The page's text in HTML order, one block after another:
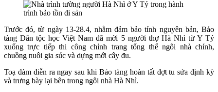
Trước đó, từ ngày 13-28.4, nhằm đảm bảo tính nguyên bản, Bảo
tàng Dân tộc học Việt Nam đã mời 5 người thợ Hà Nhì từ Y Tý
xuống trực tiếp thi công chỉnh trang tổng thể ngôi nhà chính,
chuồng nuôi gia súc và dựng mới cây đu.
Toạ đàm diễn ra ngay sau khi Bảo tàng hoàn tất đợt tu sửa định kỳ
và trưng bày lại bên trong ngôi nhà Hà Nhì.